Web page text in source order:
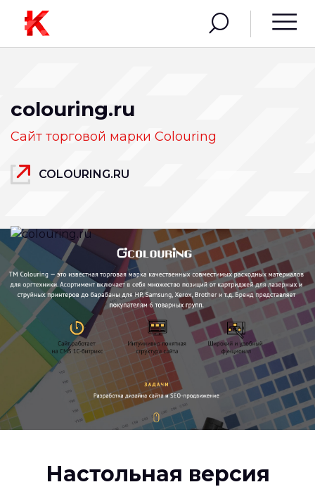
colouring.ru
Сайт торговой марки Colouring
COLOURING.RU
Настольная версия